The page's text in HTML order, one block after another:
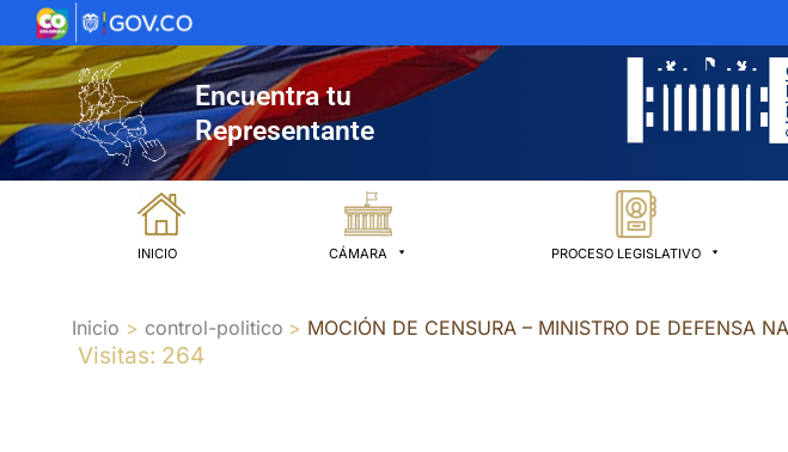
al
contenido
Encuentra tu
Representante
INICIO CÁMARA PROCESO LEGISLATIVO
Inicio control-politico MOCIÓN DE CENSURA – MINISTRO DE DEFENSA
Visitas: 264